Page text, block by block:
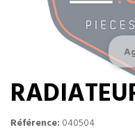
Référence: 040504